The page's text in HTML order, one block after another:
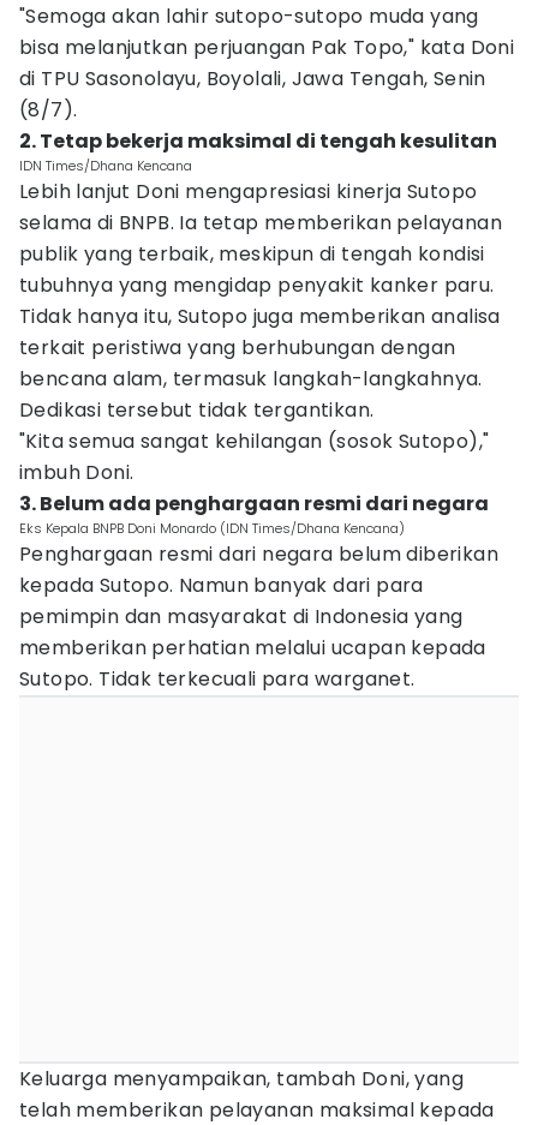
"Semoga akan lahir sutopo-sutopo muda yang
bisa melanjutkan perjuangan Pak Topo," kata Doni
di TPU Sasonolayu, Boyolali, Jawa Tengah, Senin
(8/7).
2. Tetap bekerja maksimal di tengah kesulitan
IDN Times/Dhana Kencana
Lebih lanjut Doni mengapresiasi kinerja Sutopo
selama di BNPB. Ia tetap memberikan pelayanan
publik yang terbaik, meskipun di tengah kondisi
tubuhnya yang mengidap penyakit kanker paru.
Tidak hanya itu, Sutopo juga memberikan analisa
terkait peristiwa yang berhubungan dengan
bencana alam, termasuk langkah-langkahnya.
Dedikasi tersebut tidak tergantikan.
"Kita semua sangat kehilangan (sosok Sutopo),"
imbuh Doni.
3. Belum ada penghargaan resmi dari negara
Eks Kepala BNPB Doni Monardo (IDN Times/Dhana Kencana)
Penghargaan resmi dari negara belum diberikan
kepada Sutopo. Namun banyak dari para
pemimpin dan masyarakat di Indonesia yang
memberikan perhatian melalui ucapan kepada
Sutopo. Tidak terkecuali para warganet.
Keluarga menyampaikan, tambah Doni, yang
telah memberikan pelayanan maksimal kepada